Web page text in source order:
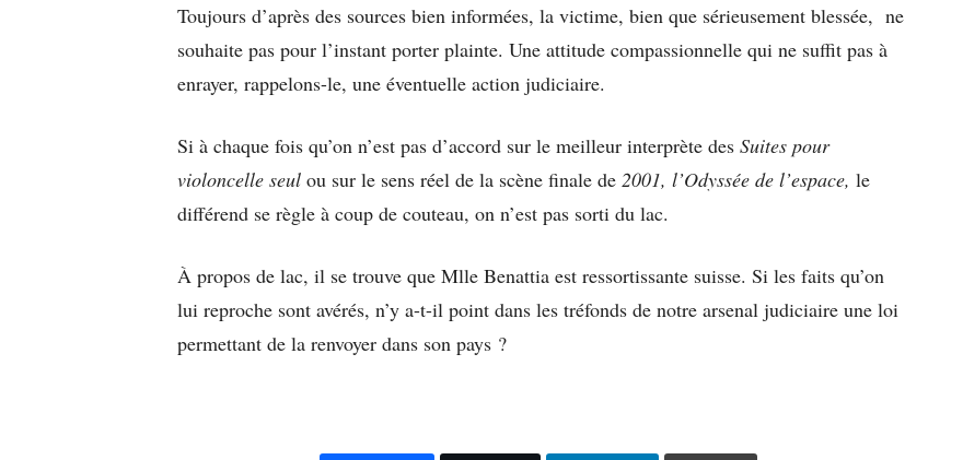
Toujours d’après des sources bien informées, la victime, bien que sérieusement blessée, ne
souhaite pas pour l’instant porter plainte. Une attitude compassionnelle qui ne suffit pas à
enrayer, rappelons-le, une éventuelle action judiciaire.
Si à chaque fois qu’on n’est pas d’accord sur le meilleur interprète des Suites pour
violoncelle seul ou sur le sens réel de la scène finale de 2001, l’Odyssée de l’espace, le
différend se règle à coup de couteau, on n’est pas sorti du lac.
À propos de lac, il se trouve que Mlle Benattia est ressortissante suisse. Si les faits qu’on
lui reproche sont avérés, n’y a-t-il point dans les tréfonds de notre arsenal judiciaire une loi
permettant de la renvoyer dans son pays ?